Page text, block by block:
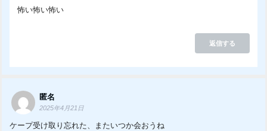
怖い怖い怖い
返信する
匿名
2025年4月21日
ケープ受け取り忘れた、またいつか会おうね